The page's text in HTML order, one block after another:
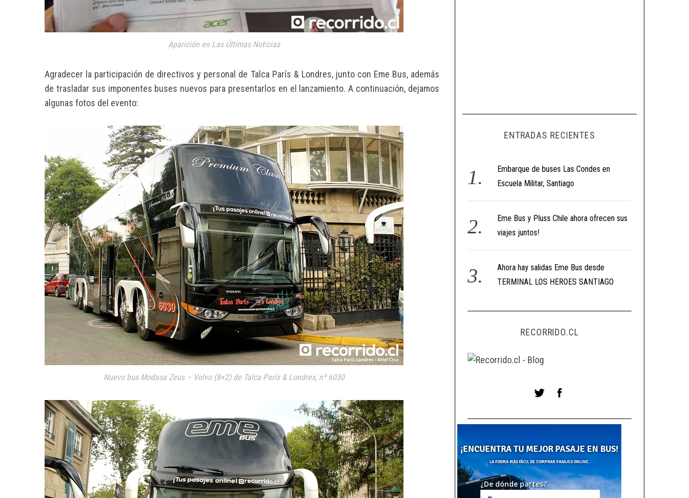
Aparición en Las Últimas Noticias
Agradecer la participación de directivos y personal de Talca París & Londres, junto con Eme Bus, además
de trasladar sus imponentes buses nuevos para presentarlos en el lanzamiento. A continuación, dejamos
algunas fotos del evento:
Nuevo bus Modasa Zeus – Volvo (8×2) de Talca París & Londres, nº 6030
ENTRADAS RECIENTES
Embarque de buses Las Condes en
Escuela Militar, Santiago
Eme Bus y Pluss Chile ahora ofrecen sus
viajes juntos!
Ahora hay salidas Eme Bus desde
TERMINAL LOS HEROES SANTIAGO
RECORRIDO.CL